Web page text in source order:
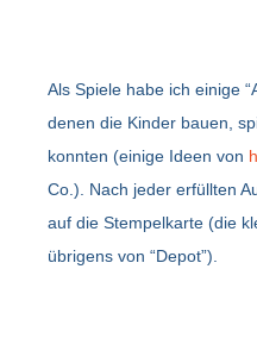
Als Spiele habe ich einige
denen die Kinder bauen,
konnten (einige Ideen von
Co.). Nach jeder erfüllten
auf die Stempelkarte (die
übrigens von “Depot”).